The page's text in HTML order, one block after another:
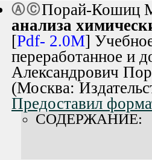
ⒶⒸПорай-
анализа
[Pdf- 2.0M]
переработанное и
Александрович
(Москва:
Предоставил
СОДЕРЖАНИЕ: